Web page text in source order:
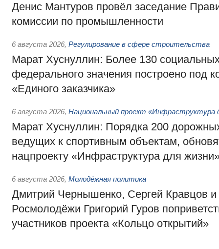
Денис Мантуров провёл заседание
комиссии по промышленности
6 августа 2026, Регулирование в сфере строительства
Марат Хуснуллин: Более 130
федерального значения построено под
«Единого заказчика»
6 августа 2026, Национальный проект «Инфраструктура
Марат Хуснуллин: Порядка 200
ведущих к спортивным объектам,
нацпроекту «Инфраструктура для
6 августа 2026, Молодёжная политика
Дмитрий Чернышенко, Сергей Кравцов и
Росмолодёжи Григорий Гуров
участников проекта «Кольцо открытий»